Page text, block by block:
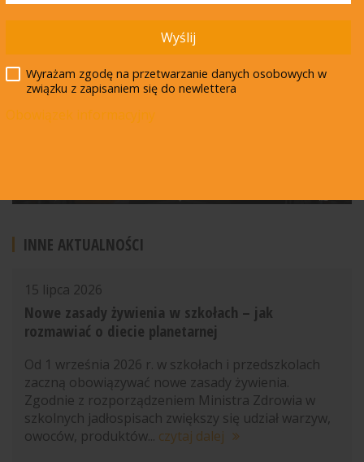
INNE AKTUALNOŚCI
15 lipca 2026
Nowe zasady żywienia w szkołach – jak
rozmawiać o diecie planetarnej
Od 1 września 2026 r. w szkołach i przedszkolach
zaczną obowiązywać nowe zasady żywienia.
Zgodnie z rozporządzeniem Ministra Zdrowia w
szkolnych jadłospisach zwiększy się udział warzyw,
owoców, produktów... czytaj dalej
Wyślij
Wyrażam zgodę na przetwarzanie danych osobowych w
związku z zapisaniem się do newlettera
Obowiązek informacyjny